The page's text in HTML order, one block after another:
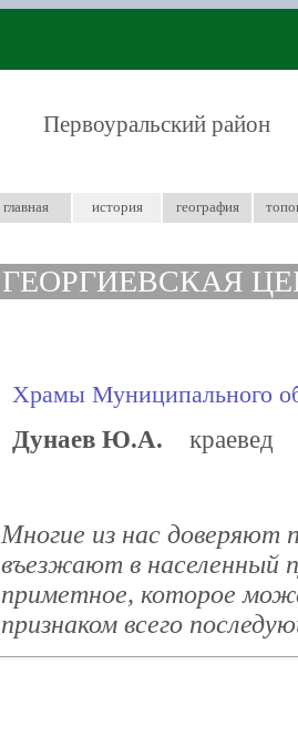
Первоуральский район
главная история география
ГЕОРГИЕВСКАЯ
Храмы Муниципального
Дунаев Ю.А. краевед
Многие из нас доверяют
въезжают в населенный
приметное, которое
признаком всего